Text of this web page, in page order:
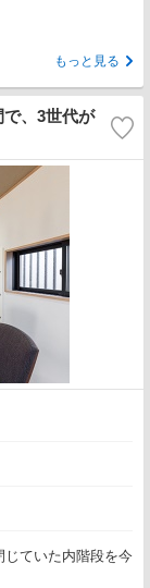
もっと見る
、3世代が
じていた内階段を今